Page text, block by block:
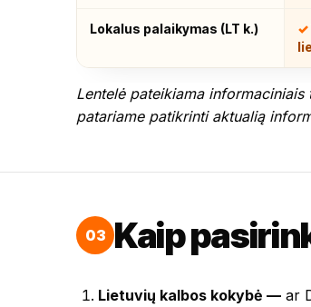
Lokalus palaikymas (LT k.)
Lentelė pateikiama
patariame patikrinti aktualią
03 Kaip
Lietuvių kalbos kokybė — ar